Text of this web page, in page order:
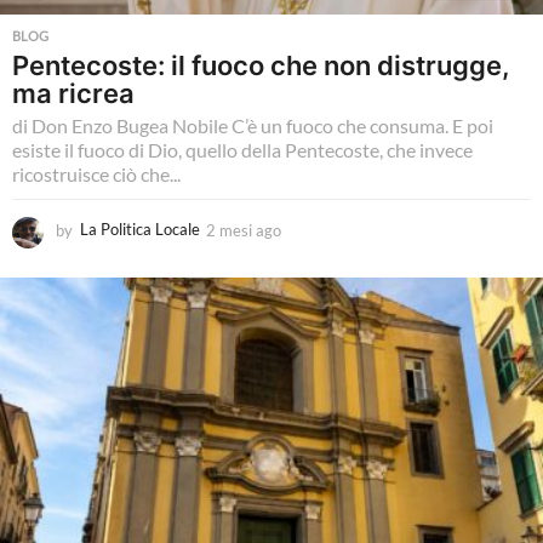
o
c
a
l
e
-
T
u
t
t
a
l
a
p
BLOG
Pentecoste: il fuoco che non distrugge,
ma ricrea
di Don Enzo Bugea Nobile C’è un fuoco che consuma. E poi
esiste il fuoco di Dio, quello della Pentecoste, che invece
ricostruisce ciò che...
by La Politica Locale 2 mesi ago
e
s
i
a